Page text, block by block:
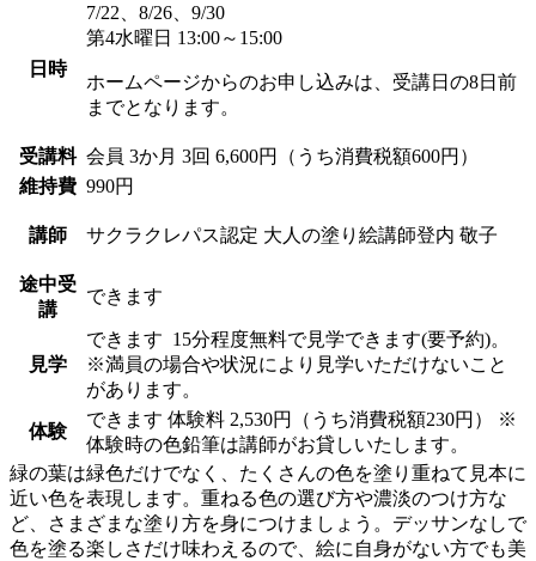
日時
7/22、8/26、9/30
第4水曜日 13:00～15:00
ホームページからのお申し込みは、受講日の8日前
までとなります。
受講料 会員 3か月 3回 6,600円（うち消費税額600円）
維持費 990円
講師 サクラクレパス認定 大人の塗り絵講師登内 敬子
途中受
講
できます
見学
できます 15分程度無料で見学できます(要予約)。
※満員の場合や状況により見学いただけないこと
があります。
体験
できます 体験料 2,530円（うち消費税額230円）
※
体験時の色鉛筆は講師がお貸しいたします。
緑の葉は緑色だけでなく、たくさんの色を塗り重ねて見本に
近い色を表現します。重ねる色の選び方や濃淡のつけ方な
ど、さまざまな塗り方を身につけましょう。デッサンなしで
色を塗る楽しさだけ味わえるので、絵に自身がない方でも美